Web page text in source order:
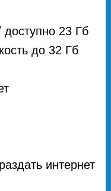
23 Гб
до 32 Гб
интернет